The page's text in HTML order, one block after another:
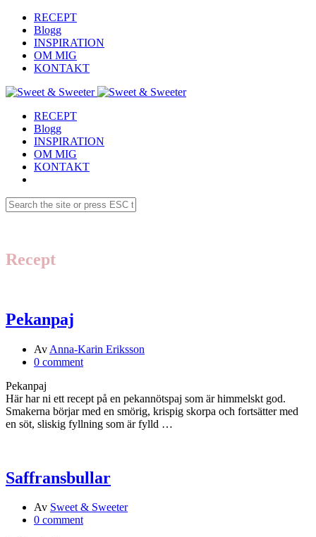
RECEPT
Blogg
INSPIRATION
OM MIG
KONTAKT
RECEPT
Blogg
INSPIRATION
OM MIG
KONTAKT
Recept
Pekanpaj
Av Anna-Karin Eriksson
0 comment
Pekanpaj
Här har ni ett recept på en pekannötspaj som är himmelskt god.
Smakerna börjar med en smörig, krispig skorpa och fortsätter med
en söt, sliskig fyllning som är fylld …
Saffransbullar
Av Sweet & Sweeter
0 comment